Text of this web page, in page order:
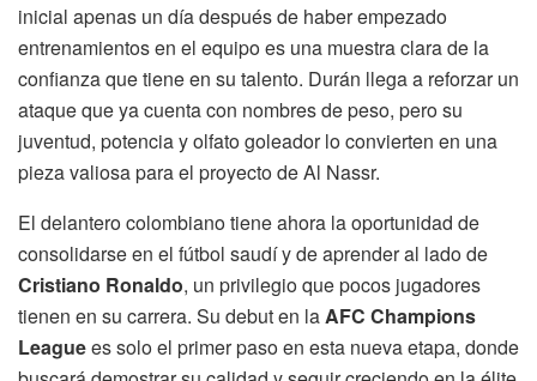
inicial apenas un día después de haber empezado
entrenamientos en el equipo es una muestra clara de la
confianza que tiene en su talento. Durán llega a reforzar un
ataque que ya cuenta con nombres de peso, pero su
juventud, potencia y olfato goleador lo convierten en una
pieza valiosa para el proyecto de Al Nassr.
El delantero colombiano tiene ahora la oportunidad de
consolidarse en el fútbol saudí y de aprender al lado de
Cristiano Ronaldo, un privilegio que pocos jugadores
tienen en su carrera. Su debut en laAFC Champions
Leaguees solo el primer paso en esta nueva etapa, donde